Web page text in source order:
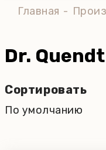
Главная
Dr. Quendt
Сортировать
По умолчанию